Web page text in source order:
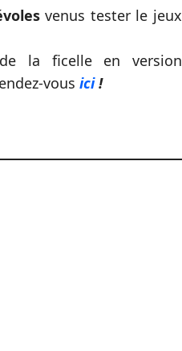
venus tester le jeux
la ficelle en version
vous ici!